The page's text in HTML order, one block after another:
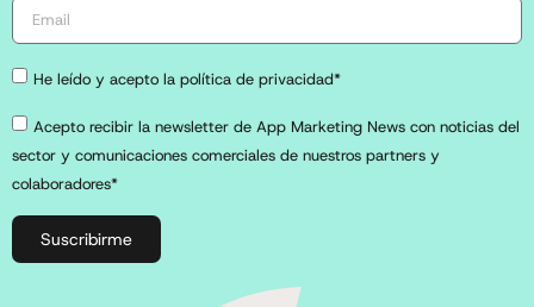
He leído y acepto la política de privacidad*
Acepto recibir la newsletter de App Marketing News con noticias del
sector y comunicaciones comerciales de nuestros partners y
colaboradores*
Suscribirme